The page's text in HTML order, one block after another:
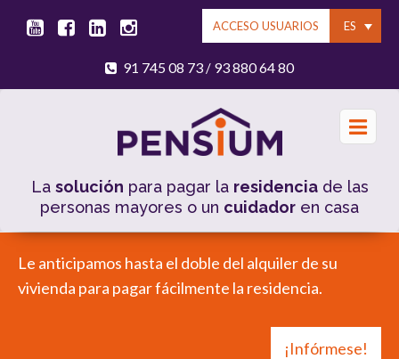
ES
ACCESO USUARIOS
91 745 08 73/ 93 880 64 80
La solución para pagar la residenciade las
personas mayores o un cuidador en casa
Le anticipamos hasta el doble del alquiler de su
vivienda para pagar fácilmente la residencia.
¡Infórmese!